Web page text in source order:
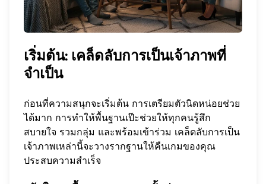
เริ่มต้น: เคล็ดลับการเป็นเจ้าภาพที่
จำเป็น
ก่อนที่ความสนุกจะเริ่มต้น การเตรียมตัวนิดหน่อยช่วย
ได้มาก การทำให้พื้นฐานเป๊ะช่วยให้ทุกคนรู้สึก
สบายใจ รวมกลุ่ม และพร้อมเข้าร่วม เคล็ดลับการเป็น
เจ้าภาพเหล่านี้จะวางรากฐานให้คืนเกมของคุณ
ประสบความสำเร็จ